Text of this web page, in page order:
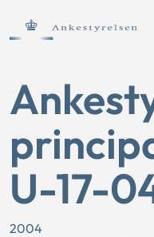
U-17-
2004